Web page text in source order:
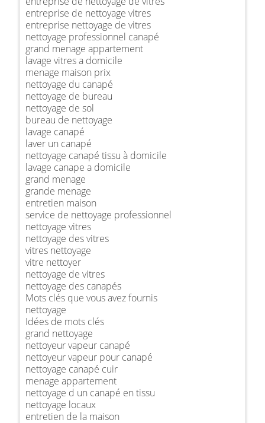
entreprise de nettoyage vitres
entreprise nettoyage de vitres
nettoyage professionnel canapé
grand menage appartement
lavage vitres a domicile
menage maison prix
nettoyage du canapé
nettoyage de bureau
nettoyage de sol
bureau de nettoyage
lavage canapé
laver un canapé
nettoyage canapé tissu à domicile
lavage canape a domicile
grand menage
grande menage
entretien maison
service de nettoyage professionnel
nettoyage vitres
nettoyage des vitres
vitres nettoyage
vitre nettoyer
nettoyage de vitres
nettoyage des canapés
Mots clés que vous avez fournis
nettoyage
Idées de mots clés
grand nettoyage
nettoyeur vapeur canapé
nettoyeur vapeur pour canapé
nettoyage canapé cuir
menage appartement
nettoyage d un canapé en tissu
nettoyage locaux
entretien de la maison